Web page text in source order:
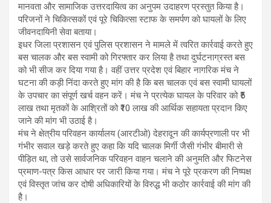
मानवता और सामाजिक उत्तरदायित्व का अनुपम उदाहरण प्रस्तुत किया है।
परिजनों ने चिकित्सकों एवं पूरे चिकित्सा स्टाफ के समर्पण को घायलों के लिए
जीवनदायिनी सेवा बताया।
इधर जिला प्रशासन एवं पुलिस प्रशासन ने मामले में त्वरित कार्रवाई करते हुए
बस चालक और बस स्वामी को गिरफ्तार कर लिया है तथा दुर्घटनाग्रस्त बस
को भी सीज कर दिया गया है। वहीं उत्तर प्रदेश एवं बिहार नागरिक मंच ने
घटना की कड़ी निंदा करते हुए मांग की है कि बस चालक एवं बस स्वामी घायलों
के उपचार का संपूर्ण खर्च वहन करें। मंच ने प्रत्येक घायल के परिवार को ₹5
लाख तथा मृतकों के आश्रितों को ₹10 लाख की आर्थिक सहायता प्रदान किए
जाने की मांग भी उठाई है।
मंच ने क्षेत्रीय परिवहन कार्यालय (आरटीओ) देहरादून की कार्यप्रणाली पर भी
गंभीर सवाल खड़े करते हुए कहा कि यदि चालक मिर्गी जैसी गंभीर बीमारी से
पीड़ित था, तो उसे सार्वजनिक परिवहन वाहन चलाने की अनुमति और फिटनेस
प्रमाण-पत्र किस आधार पर जारी किया गया। मंच ने पूरे प्रकरण की निष्पक्ष
एवं विस्तृत जांच कर दोषी अधिकारियों के विरुद्ध भी कठोर कार्रवाई की मांग की
है।